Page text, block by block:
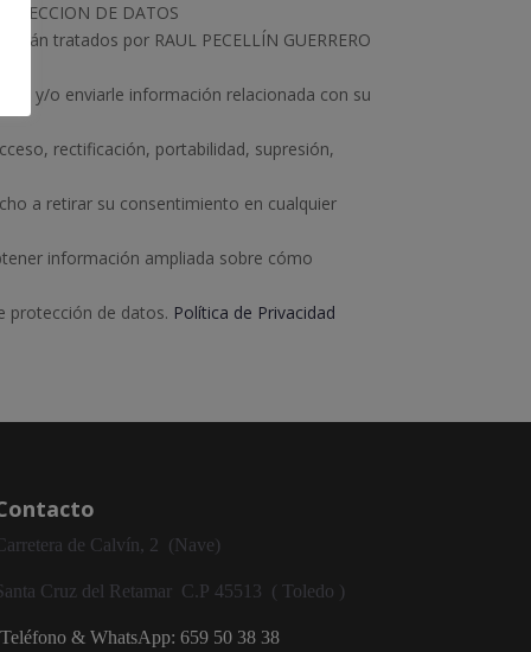
DE DATOS
tratados por RAUL PECELLÍN GUERRERO
y/o enviarle información relacionada con su
rectificación, portabilidad, supresión,
a retirar su consentimiento en cualquier
información ampliada sobre cómo
protección de datos. Política de Privacidad
de Calvín, 2 (Nave)
Cruz del Retamar C.P 45513 ( Toledo )
Teléfono & WhatsApp: 659 50 38 38